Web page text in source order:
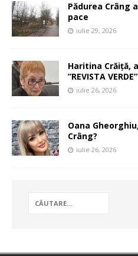
Pădurea Crâng
pace
iulie 29, 2026
Haritina Crăiță,
”REVISTA VERDE”
iulie 26, 2026
Oana
Crâng?
iulie 26, 2026